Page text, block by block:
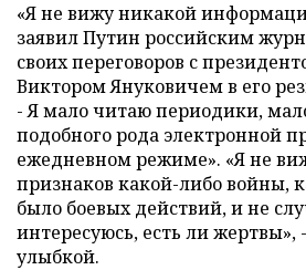
«Я не вижу никакой
заявил Путин российским
своих переговоров с
Виктором Януковичем в его
- Я мало читаю периодики,
подобного рода электронной
ежедневном режиме». «Я не
признаков какой-либо войны,
было боевых действий, и не
интересуюсь, есть ли жертвы»,
улыбкой.